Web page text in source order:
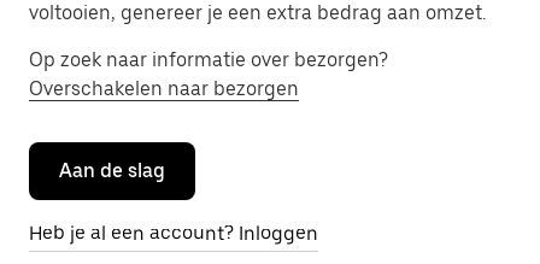
voltooien, genereer je een extra bedrag aan omzet.
Op zoek naar informatie over bezorgen?
Overschakelen naar bezorgen
Aan de slag
Heb je al een account? Inloggen